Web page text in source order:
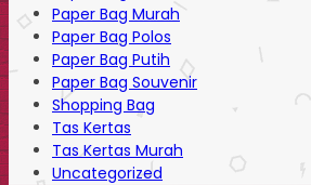
Paper Bag Murah
Paper Bag Polos
Paper Bag Putih
Paper Bag Souvenir
Shopping Bag
Tas Kertas
Tas Kertas Murah
Uncategorized